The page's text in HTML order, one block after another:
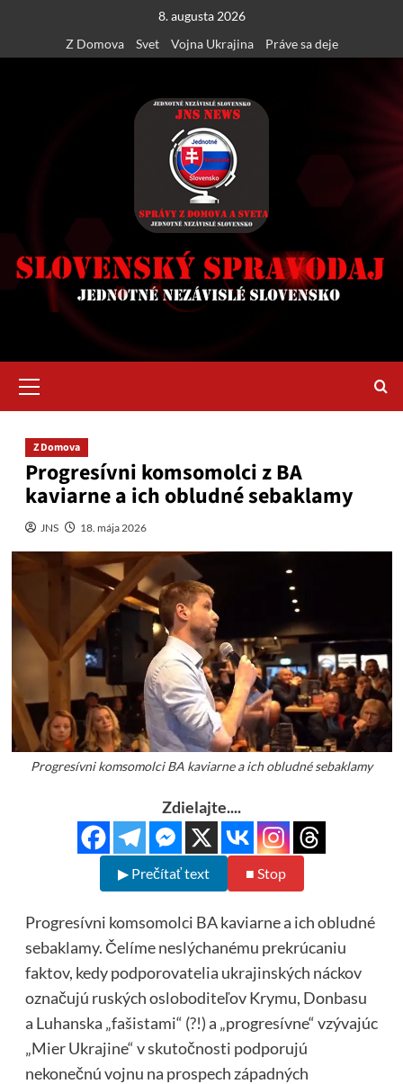
content
8. augusta 2026
Z Domova
Svet Vojna Ukrajina Práve sa deje
Menu
Z Domova
Progresívni komsomolci z BA
kaviarne a ich obludné sebaklamy
JNS 18. mája 2026
Progresívni komsomolci BA kaviarne a ich obludné sebaklamy
Zdielajte....
▶ Prečítať text ■ Stop
Progresívni komsomolci BA kaviarne a ich obludné
sebaklamy. Čelíme neslýchanému prekrúcaniu
faktov, kedy podporovatelia ukrajinských náckov
označujú ruských osloboditeľov Krymu, Donbasu
a Luhanska „fašistami“ (?!) a „progresívne“ vzývajúc
„Mier Ukrajine“ v skutočnosti podporujú
nekonečnú vojnu na prospech západných